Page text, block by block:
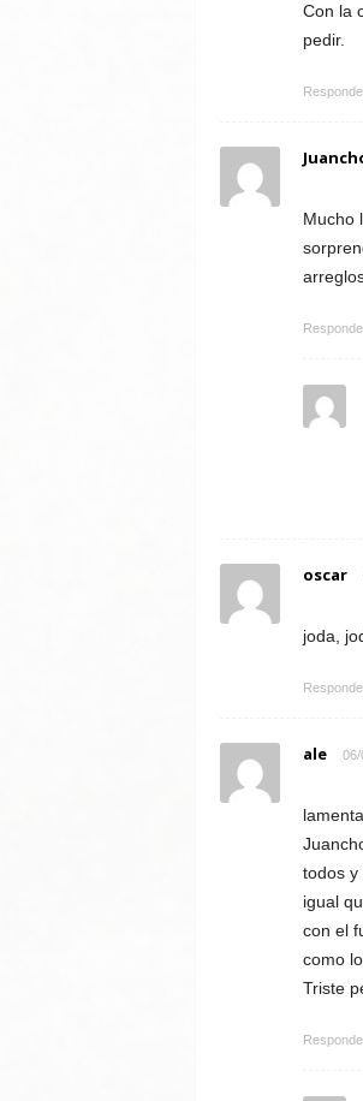
Con la
pedir.
Mucho
oscar
joda,
ale 06/
todos y
igual
con el
como
Triste